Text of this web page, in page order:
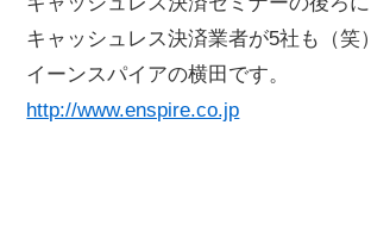
キャッシュレス決済業者が5社も（笑）
イーンスパイアの横田です。
http://www.enspire.co.jp